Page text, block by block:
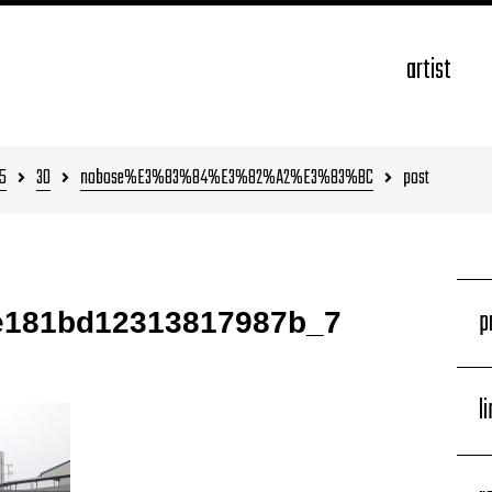
artist
30 nobose%E3%83%84%E3%82%A2%E3%83%BC post